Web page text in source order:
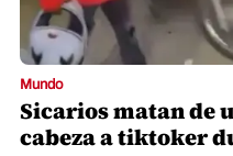
Mundo
Sicarios matan de
cabeza a tiktoker